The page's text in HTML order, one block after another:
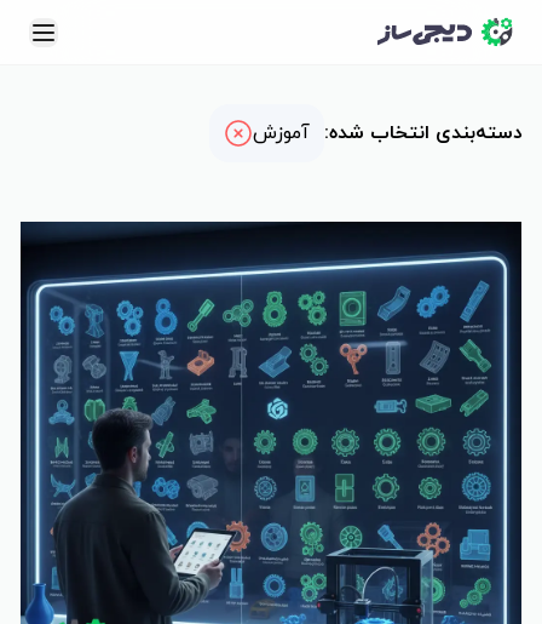
سبد خرید
سفارش آنلاین ثبت نام | ورود
دسته‌بندی انتخاب شده: آموزش
دسته بندی: آموزش